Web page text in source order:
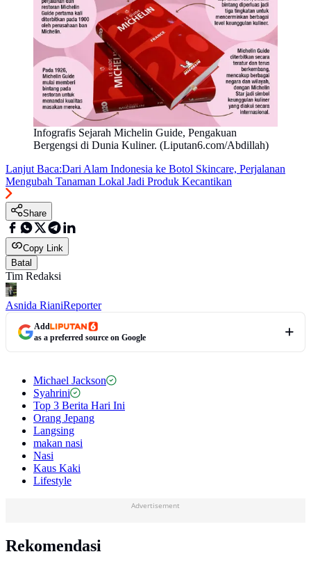
Infografis Sejarah Michelin Guide, Pengakuan
Bergengsi di Dunia Kuliner. (Liputan6.com/Abdillah)
Lanjut Baca:Dari Alam Indonesia ke Botol Skincare, Perjalanan
Mengubah Tanaman Lokal Jadi Produk Kecantikan
Share
Copy Link
Batal
Tim Redaksi
Asnida RianiReporter
Add
as a preferred source on Google
Michael Jackson
Syahrini
Top 3 Berita Hari Ini
Orang Jepang
Langsing
makan nasi
Nasi
Kaus Kaki
Lifestyle
Advertisement
Rekomendasi